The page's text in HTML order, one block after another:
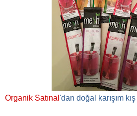
Organik Satınal 'dan doğal karışım